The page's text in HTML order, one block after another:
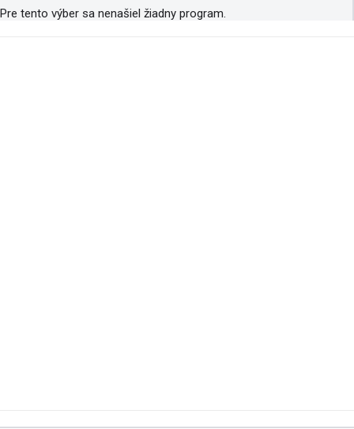
Pre tento výber sa nenašiel žiadny program.